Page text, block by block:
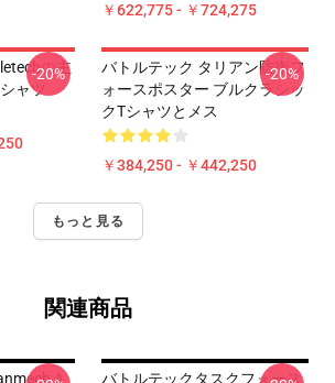
￥622,775 - ￥724,275
の主
ャツ
-20%
バトルテック タリアン防衛フ
ォースポスター ブルクラシッ
クTシャツとメス
￥384,250 - ￥442,250
-20%
もっと見る
関連商品
A
バトルテックタスクフォース